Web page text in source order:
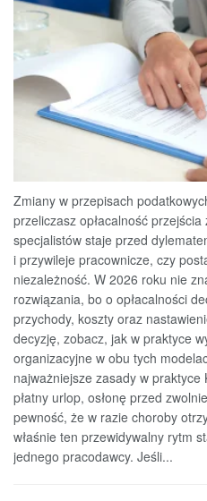
Zmiany w przepisach
przeliczasz opłacalność
specjalistów staje przed
i przywileje pracownicze, czy
niezależność. W 2026 roku nie
rozwiązania, bo o opłacalności
przychody, koszty oraz
decyzję, zobacz, jak w praktyce
organizacyjne w obu tych
najważniejsze zasady w
płatny urlop, osłonę przed
pewność, że w razie choroby
właśnie ten przewidywalny rytm
jednego pracodawcy. Jeśli...